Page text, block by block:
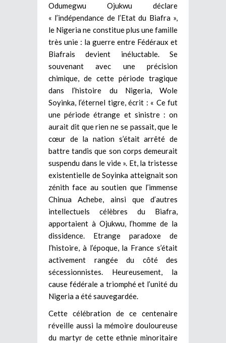
Odumegwu Ojukwu déclare
« l’indépendance de l’Etat du Biafra »,
le Nigeria ne constitue plus une famille
très unie : la guerre entre Fédéraux et
Biafrais devient inéluctable. Se
souvenant avec une précision
chimique, de cette période tragique
dans l’histoire du Nigeria, Wole
Soyinka, l’éternel tigre, écrit : « Ce fut
une période étrange et sinistre : on
aurait dit que rien ne se passait, que le
cœur de la nation s’était arrêté de
battre tandis que son corps demeurait
suspendu dans le vide ». Et, la tristesse
existentielle de Soyinka atteignait son
zénith face au soutien que l’immense
Chinua Achebe, ainsi que d’autres
intellectuels célèbres du Biafra,
apportaient à Ojukwu, l’homme de la
dissidence. Etrange paradoxe de
l’histoire, à l’époque, la France s’était
activement rangée du côté des
sécessionnistes. Heureusement, la
cause fédérale a triomphé et l’unité du
Nigeria a été sauvegardée.
Cette célébration de ce centenaire
réveille aussi la mémoire douloureuse
du martyr de cette ethnie minoritaire